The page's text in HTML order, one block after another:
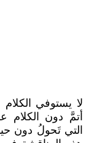
لا يستوفي
أتمَّ دون الكلام
التي تَحولُ دون